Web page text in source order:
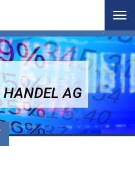
HANDEL AG